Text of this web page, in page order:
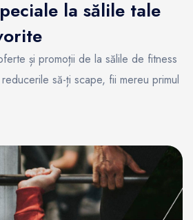
la sălile tale
și promoții de la sălile de fitness
să-ți scape, fii mereu primul